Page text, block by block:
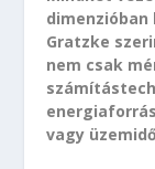
Gratzke
nem csak
vagy